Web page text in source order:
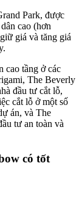
Park, được
cao (hơn
giá và tăng giá
cao tầng ở các
The Beverly
đầu tư cắt lỗ,
cắt lỗ ở một số
án, và The
tư an toàn và
có tốt